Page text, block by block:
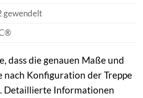
gewendelt
dass die genauen Maße und
nach Konfiguration der Treppe
Detaillierte Informationen